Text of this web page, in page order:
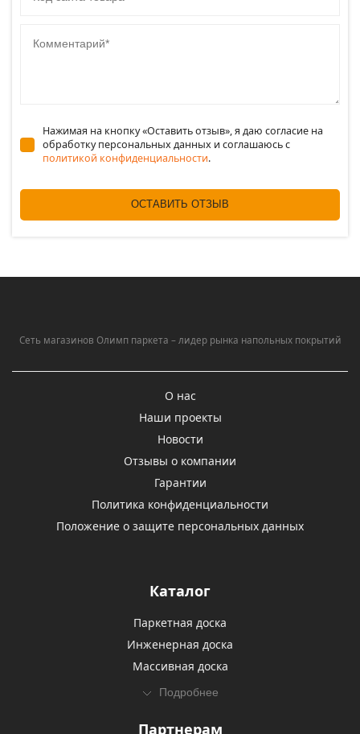
Нажимая на кнопку «Оставить отзыв», я даю согласие на
обработку персональных данных и соглашаюсь c
политикой конфиденциальности.
ОСТАВИТЬ ОТЗЫВ
Сеть магазинов Олимп паркета – лидер рынка напольных покрытий
О нас
Наши проекты
Новости
Отзывы о компании
Гарантии
Политика конфиденциальности
Положение о защите персональных данных
Каталог
Паркетная доска
Инженерная доска
Массивная доска
Подробнее
Партнерам